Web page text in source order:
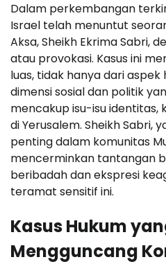
Dalam perkembangan
Israel telah menuntut
Aksa, Sheikh Ekrima Sabri,
atau provokasi. Kasus ini
luas, tidak hanya dari
dimensi sosial dan politik
mencakup isu-isu identitas,
di Yerusalem. Sheikh Sabri,
penting dalam komunitas
mencerminkan tantangan
beribadah dan ekspresi
teramat sensitif ini.
Kasus Hukum
Mengguncang